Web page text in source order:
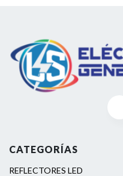
CATEGORÍAS
REFLECTORES LED